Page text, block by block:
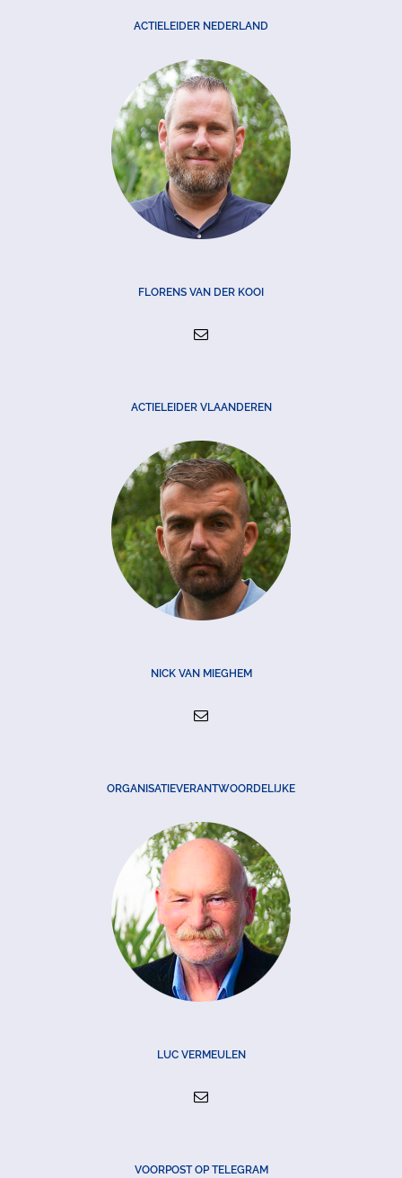
ACTIELEIDER NEDERLAND
FLORENS VAN DER KOOI
ACTIELEIDER VLAANDEREN
NICK VAN MIEGHEM
ORGANISATIEVERANTWOORDELIJKE
LUC VERMEULEN
VOORPOST OP TELEGRAM